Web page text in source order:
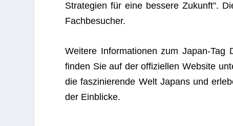
Stra­te­gien für eine bes­sere Zukunft”.
Fachbesucher.
Wei­tere Infor­ma­tio­nen zum Japan-Tag
fin­den Sie auf der offi­zi­el­len Web­site
die fas­zi­nie­rende Welt Japans und
der Einblicke.